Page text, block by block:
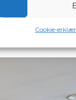
Cookie-